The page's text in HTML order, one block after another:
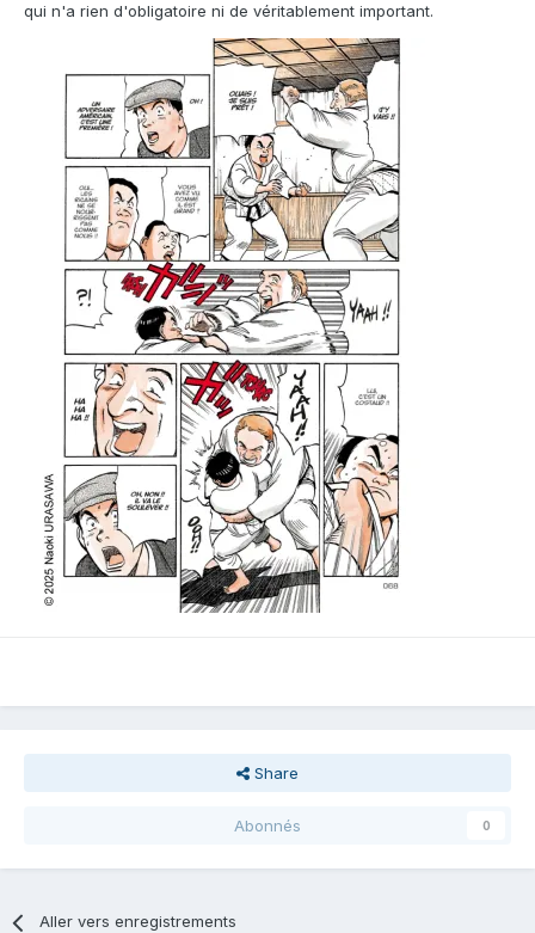
qui n'a rien d'obligatoire ni de véritablement important.
Share
Abonnés 0
Aller vers enregistrements